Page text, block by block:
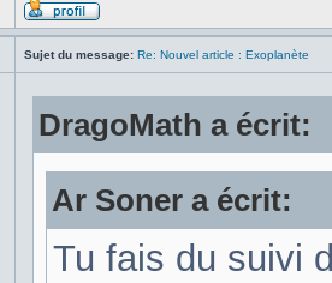
Sujet du message: Re: Nouvel article : Exoplanète
DragoMath a écrit:
Ar Soner a écrit:
Tu fais du suivi